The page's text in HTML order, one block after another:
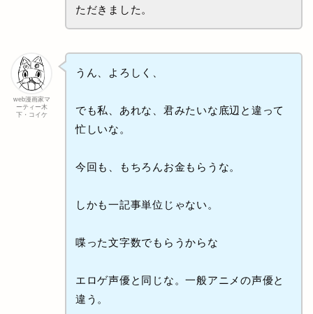
ただきました。
web漫画家マ
ーティー木
下・コイケ
うん、よろしく、
でも私、あれな、君みたいな底辺と違って
忙しいな。
今回も、もちろんお金もらうな。
しかも一記事単位じゃない。
喋った文字数でもらうからな
エロゲ声優と同じな。一般アニメの声優と
違う。